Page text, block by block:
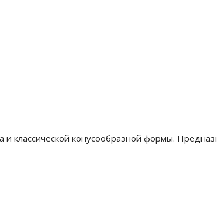
и классической конусообразной формы.